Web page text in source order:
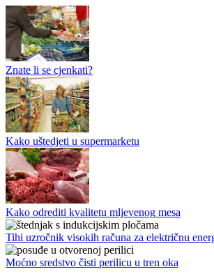
Znate li se cjenkati?
Kako uštedjeti u supermarketu
Kako odrediti kvalitetu mljevenog mesa
Tihi uzročnik visokih računa za električnu
Moćno sredstvo čisti perilicu u tren oka